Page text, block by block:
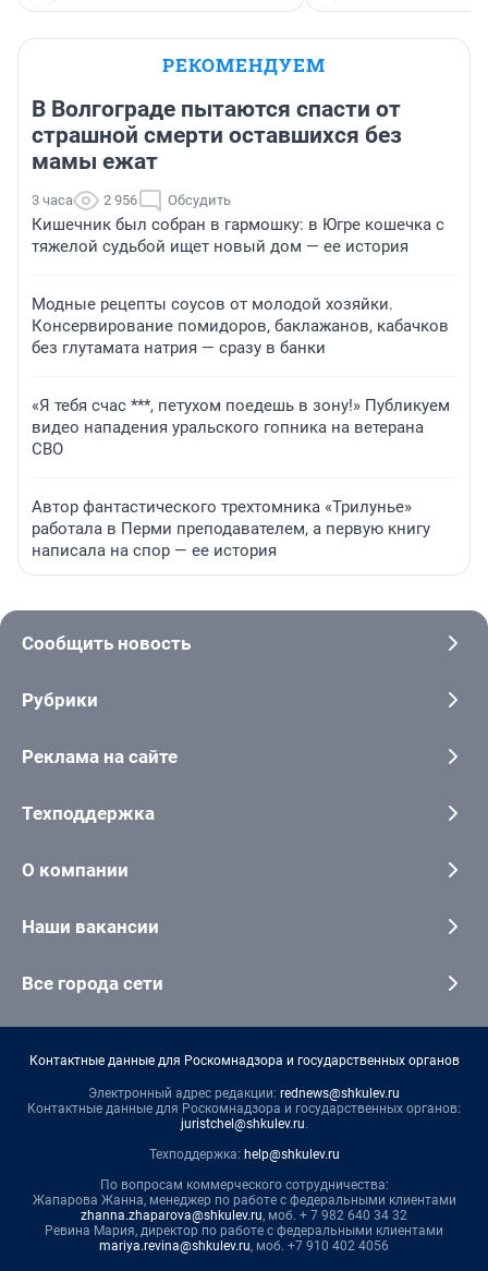
РЕКОМЕНДУЕМ
В Волгограде пытаются спасти от
страшной смерти оставшихся без
мамы ежат
3 часа 2 956 Обсудить
Кишечник был собран в гармошку: в Югре кошечка с
тяжелой судьбой ищет новый дом — ее история
Модные рецепты соусов от молодой хозяйки.
Консервирование помидоров, баклажанов, кабачков
без глутамата натрия — сразу в банки
«Я тебя счас ***, петухом поедешь в зону!» Публикуем
видео нападения уральского гопника на ветерана
СВО
Автор фантастического трехтомника «Трилунье»
работала в Перми преподавателем, а первую книгу
написала на спор — ее история
Сообщить новость
Рубрики
Реклама на сайте
Техподдержка
О компании
Наши вакансии
Все города сети
Контактные данные для Роскомнадзора и государственных органов
Электронный адрес редакции: rednews@shkulev.ru
Контактные данные для Роскомнадзора и государственных органов:
juristchel@shkulev.ru.
Техподдержка: help@shkulev.ru
По вопросам коммерческого сотрудничества:
Жапарова Жанна, менеджер по работе с федеральными клиентами
zhanna.zhaparova@shkulev.ru, моб. + 7 982 640 34 32
Ревина Мария, директор по работе с федеральными клиентами
mariya.revina@shkulev.ru, моб. +7 910 402 4056